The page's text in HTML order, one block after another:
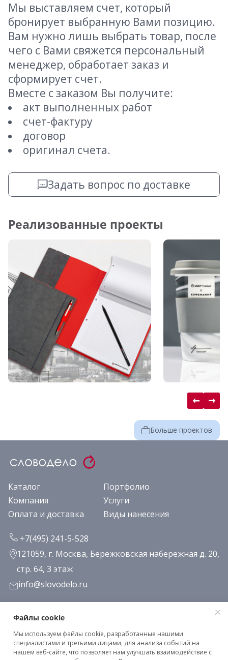
Мы выставляем счет, который
бронирует выбранную Вами позицию.
Вам нужно лишь выбрать товар, после
чего с Вами свяжется персональный
менеджер, обработает заказ и
сформирует счет.
Вместе с заказом Вы получите:
акт выполненных работ
счет-фактуру
договор
оригинал счета.
Задать вопрос по доставке
Реализованные проекты
Больше проектов
Каталог
Портфолио
Компания
Услуги
Оплата и доставка
Виды нанесения
+7(495) 241-5-528
121059, г. Москва, Бережковская набережная д. 20,
стр. 64, 3 этаж
info@slovodelo.ru
Заказать звонок
Подписаться на рассылку
Файлы cookie
Мы используем файлы cookie, разработанные нашими
специалистами и третьими лицами, для анализа событий на
нашем веб-сайте, что позволяет нам улучшать взаимодействие с